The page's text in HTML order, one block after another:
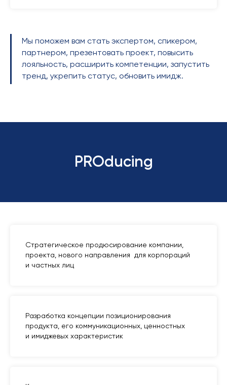
Мы поможем вам стать экспертом, спикером,
партнером, презентовать проект, повысить
лояльность, расширить компетенции, запустить
тренд, укрепить статус, обновить имидж.
PROducing
Стратегическое продюсирование компании,
проекта, нового направления для корпораций
и частных лиц
Разработка концепции позиционирования
продукта, его коммуникационных, ценностных
и имиджевых характеристик